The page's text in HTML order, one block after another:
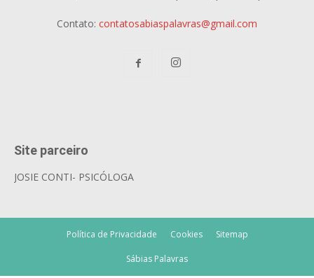
Contato: contatosabiaspalavras@gmail.com
Site parceiro
JOSIE CONTI- PSICÓLOGA
Política de Privacidade Cookies Sitemap
Sábias Palavras